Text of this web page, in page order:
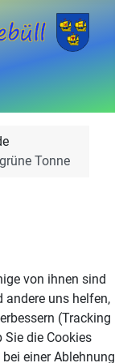
Tonne
von ihnen sind
andere uns helfen,
(Tracking
Sie die Cookies
einer Ablehnung